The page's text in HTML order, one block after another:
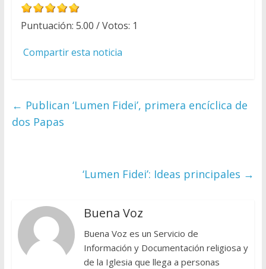
Puntuación: 5.00 / Votos: 1
Compartir esta noticia
← Publican ‘Lumen Fidei’, primera encíclica de
dos Papas
‘Lumen Fidei’: Ideas principales →
Buena Voz
Buena Voz es un Servicio de
Información y Documentación religiosa y
de la Iglesia que llega a personas